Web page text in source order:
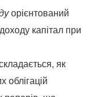
орієнтований
капітал при
як
облігацій